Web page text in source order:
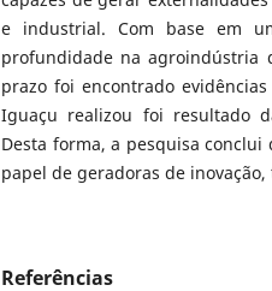
e industrial. Com base em
profundidade na agroindústria
prazo foi encontrado
Iguaçu realizou foi resultado
Desta forma, a pesquisa
papel de geradoras de
Referências